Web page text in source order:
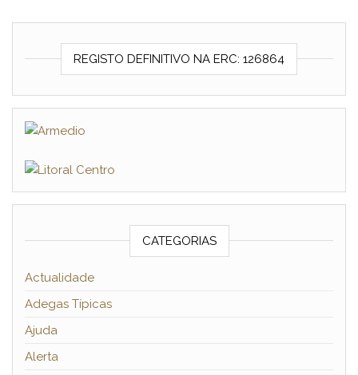
REGISTO DEFINITIVO NA ERC: 126864
CATEGORIAS
Actualidade
Adegas Típicas
Ajuda
Alerta